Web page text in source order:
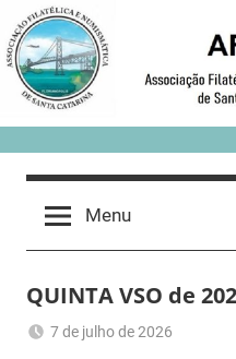
Skip
to
content
Menu
QUINTA VSO de
7 de julho de 2026